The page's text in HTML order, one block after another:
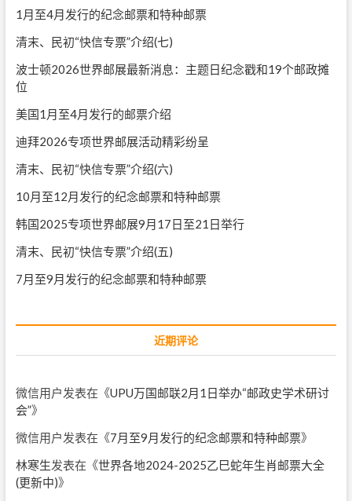
1月至4月发行的纪念邮票和特种邮票
清末、民初“快信专票”介绍(七)
波士顿2026世界邮展最新消息：主题日纪念戳和19个邮政摊
位
美国1月至4月发行的邮票介绍
迪拜2026专项世界邮展活动精彩纷呈
清末、民初“快信专票”介绍(六)
10月至12月发行的纪念邮票和特种邮票
韩国2025专项世界邮展9月17日至21日举行
清末、民初“快信专票”介绍(五)
7月至9月发行的纪念邮票和特种邮票
近期评论
微信用户发表在《UPU万国邮联2月1日举办“邮政史学术研讨
会”》
微信用户发表在《7月至9月发行的纪念邮票和特种邮票》
林寒生发表在《世界各地2024-2025乙巳蛇年生肖邮票大全
(更新中)》